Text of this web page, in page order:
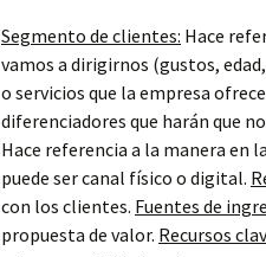
Segmento de clientes: Hace
vamos a dirigirnos (gustos,
o servicios que la empresa
diferenciadores que harán que
Hace referencia a la manera en
puede ser canal físico o digital.
con los clientes. Fuentes de
propuesta de valor. Recursos